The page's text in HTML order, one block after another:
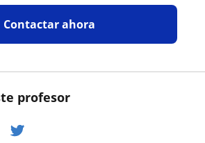
profesor
Contactar ahora